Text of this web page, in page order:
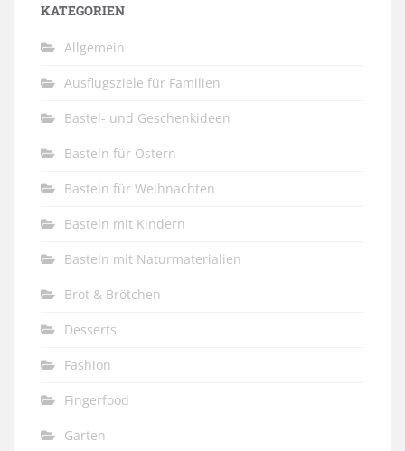
KATEGORIEN
Allgemein
Ausflugsziele für Familien
Bastel- und Geschenkideen
Basteln für Ostern
Basteln für Weihnachten
Basteln mit Kindern
Basteln mit Naturmaterialien
Brot & Brötchen
Desserts
Fashion
Fingerfood
Garten